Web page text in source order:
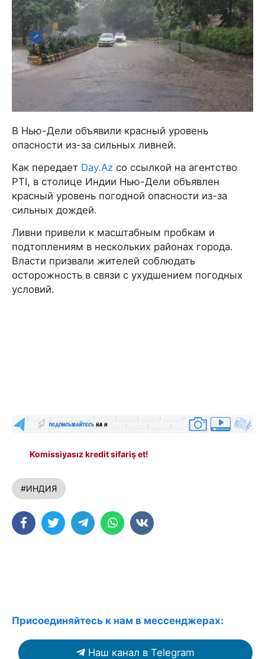
В Нью-Дели объявили красный уровень
опасности из-за сильных ливней.
Как передает Day.Az со ссылкой на агентство
PTI, в столице Индии Нью-Дели объявлен
красный уровень погодной опасности из-за
сильных дождей.
Ливни привели к масштабным пробкам и
подтоплениям в нескольких районах города.
Власти призвали жителей соблюдать
осторожность в связи с ухудшением погодных
условий.
Komissiyasız kredit sifariş et!
#ИНДИЯ
Присоединяйтесь к нам в мессенджерах:
Наш канал в Telegram